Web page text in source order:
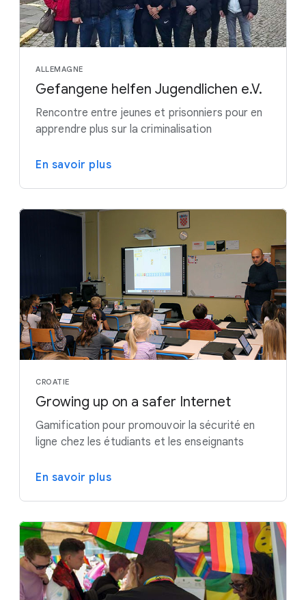
ALLEMAGNE
Gefangene helfen Jugendlichen e.V.
Rencontre entre jeunes et prisonniers pour en
apprendre plus sur la criminalisation
En savoir plus
CROATIE
Growing up on a safer Internet
Gamification pour promouvoir la sécurité en
ligne chez les étudiants et les enseignants
En savoir plus